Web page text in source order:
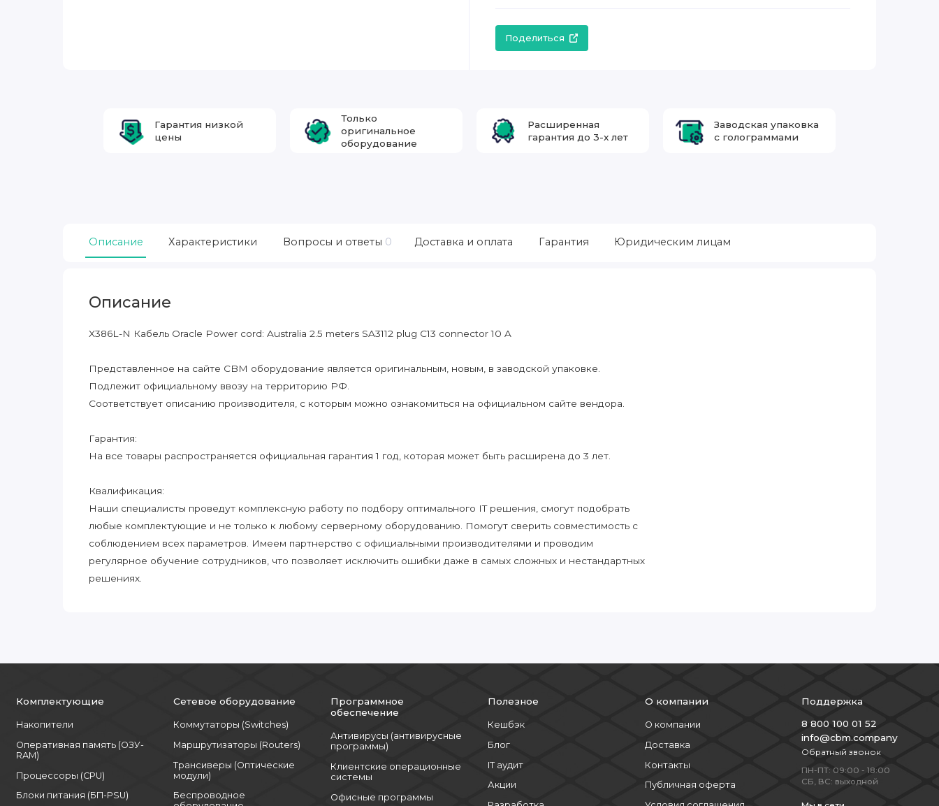
Поделиться
Гарантия низкой
цены
Только
оригинальное
оборудование
Расширенная
гарантия до 3-х лет
Заводская упаковка
с голограммами
Описание Характеристики Вопросы и ответы 0 Доставка и оплата Гарантия Юридическим лицам
Описание
X386L-N Кабель Oracle Power cord: Australia 2.5 meters SA3112 plug C13 connector 10 A
Представленное на сайте CBM оборудование является оригинальным, новым, в заводской упаковке.
Подлежит официальному ввозу на территорию РФ.
Соответствует описанию производителя, с которым можно ознакомиться на официальном сайте вендора.
Гарантия:
На все товары распространяется официальная гарантия 1 год, которая может быть расширена до 3 лет.
Квалификация:
Наши специалисты проведут комплексную работу по подбору оптимального IT решения, смогут подобрать
любые комплектующие и не только к любому серверному оборудованию. Помогут сверить совместимость с
соблюдением всех параметров. Имеем партнерство с официальными производителями и проводим
регулярное обучение сотрудников, что позволяет исключить ошибки даже в самых сложных и нестандартных
решениях.
Комплектующие
Накопители
Оперативная память (ОЗУ-
RAM)
Процессоры (CPU)
Блоки питания (БП-PSU)
Сетевое оборудование
Коммутаторы (Switches)
Маршрутизаторы (Routers)
Трансиверы (Оптические
модули)
Беспроводное
Программное
обеспечение
Антивирусы (антивирусные
программы)
Клиентские операционные
системы
Офисные программы
Полезное
Кешбэк
Блог
IT аудит
Акции
О компании
О компании
Доставка
Контакты
Публичная оферта
Поддержка
8 800 100 01 52
info@cbm.company
Обратный звонок
ПН-ПТ: 09:00 - 18:00
СБ, ВС: выходной